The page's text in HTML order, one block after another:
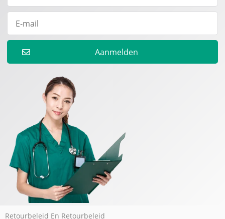
Aanmelden
Retourbeleid En Retourbeleid